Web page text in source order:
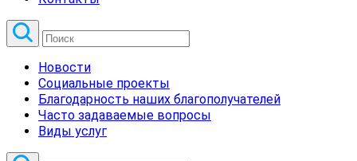
Новости
Социальные проекты
Благодарность наших благополучателей
Часто задаваемые вопросы
Виды услуг